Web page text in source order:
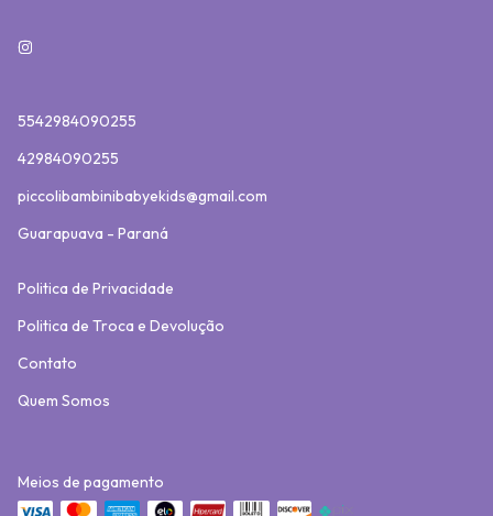
5542984090255
42984090255
piccolibambinibabyekids@gmail.com
Guarapuava - Paraná
Politica de Privacidade
Politica de Troca e Devolução
Contato
Quem Somos
Meios de pagamento